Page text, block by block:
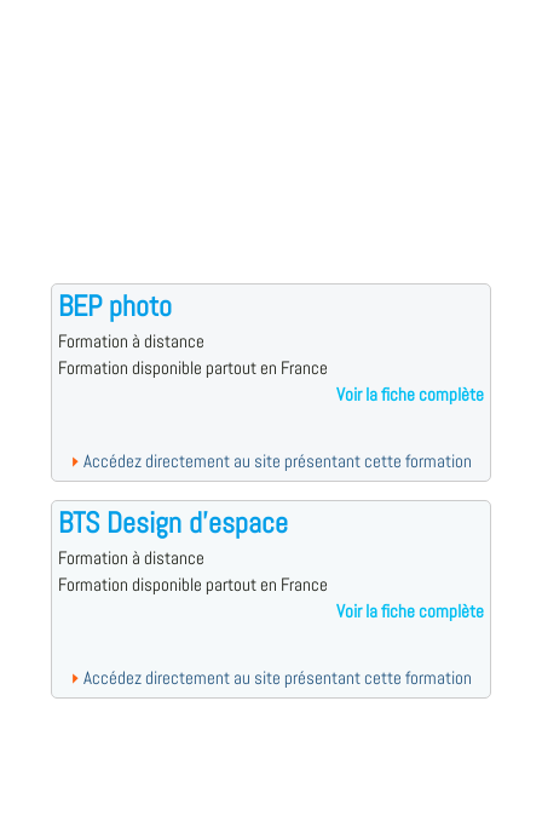
BEP photo
Formation à distance
Formation disponible partout en France
Voir la fiche complète
Accédez directement au site présentant cette formation
BTS Design d'espace
Formation à distance
Formation disponible partout en France
Voir la fiche complète
Accédez directement au site présentant cette formation